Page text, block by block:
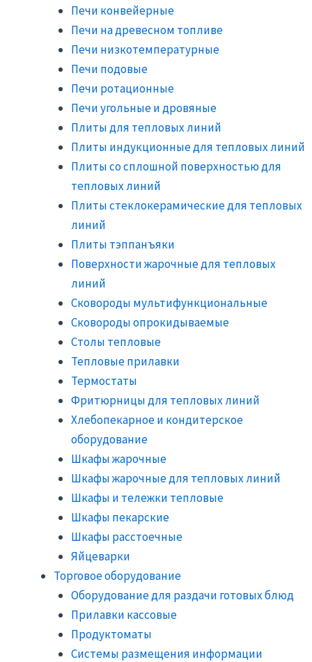
Печи конвейерные
Печи на древесном топливе
Печи низкотемпературные
Печи подовые
Печи ротационные
Печи угольные и дровяные
Плиты для тепловых линий
Плиты индукционные для тепловых линий
Плиты со сплошной поверхностью для
тепловых линий
Плиты стеклокерамические для тепловых
линий
Плиты тэппанъяки
Поверхности жарочные для тепловых
линий
Сковороды мультифункциональные
Сковороды опрокидываемые
Столы тепловые
Тепловые прилавки
Термостаты
Фритюрницы для тепловых линий
Хлебопекарное и кондитерское
оборудование
Шкафы жарочные
Шкафы жарочные для тепловых линий
Шкафы и тележки тепловые
Шкафы пекарские
Шкафы расстоечные
Яйцеварки
Торговое оборудование
Оборудование для раздачи готовых блюд
Прилавки кассовые
Продуктоматы
Системы размещения информации